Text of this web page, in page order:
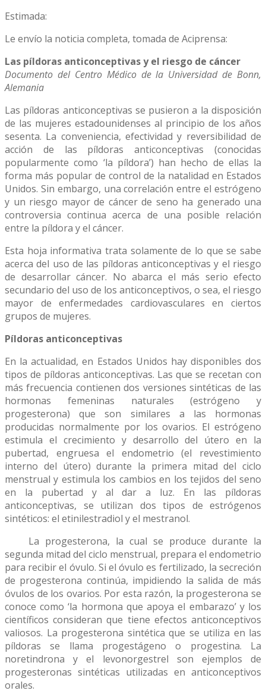
Estimada:
Le envío la noticia completa, tomada de Aciprensa:
Las píldoras anticonceptivas y el riesgo de cáncer
Documento del Centro Médico de la Universidad de Bonn,
Alemania
Las píldoras anticonceptivas se pusieron a la disposición
de las mujeres estadounidenses al principio de los años
sesenta. La conveniencia, efectividad y reversibilidad de
acción de las píldoras anticonceptivas (conocidas
popularmente como ‘la píldora’) han hecho de ellas la
forma más popular de control de la natalidad en Estados
Unidos. Sin embargo, una correlación entre el estrógeno
y un riesgo mayor de cáncer de seno ha generado una
controversia continua acerca de una posible relación
entre la píldora y el cáncer.
Esta hoja informativa trata solamente de lo que se sabe
acerca del uso de las píldoras anticonceptivas y el riesgo
de desarrollar cáncer. No abarca el más serio efecto
secundario del uso de los anticonceptivos, o sea, el riesgo
mayor de enfermedades cardiovasculares en ciertos
grupos de mujeres.
Píldoras anticonceptivas
En la actualidad, en Estados Unidos hay disponibles dos
tipos de píldoras anticonceptivas. Las que se recetan con
más frecuencia contienen dos versiones sintéticas de las
hormonas femeninas naturales (estrógeno y
progesterona) que son similares a las hormonas
producidas normalmente por los ovarios. El estrógeno
estimula el crecimiento y desarrollo del útero en la
pubertad, engruesa el endometrio (el revestimiento
interno del útero) durante la primera mitad del ciclo
menstrual y estimula los cambios en los tejidos del seno
en la pubertad y al dar a luz. En las píldoras
anticonceptivas, se utilizan dos tipos de estrógenos
sintéticos: el etinilestradiol y el mestranol.
La progesterona, la cual se produce durante la
segunda mitad del ciclo menstrual, prepara el endometrio
para recibir el óvulo. Si el óvulo es fertilizado, la secreción
de progesterona continúa, impidiendo la salida de más
óvulos de los ovarios. Por esta razón, la progesterona se
conoce como ‘la hormona que apoya el embarazo’ y los
científicos consideran que tiene efectos anticonceptivos
valiosos. La progesterona sintética que se utiliza en las
píldoras se llama progestágeno o progestina. La
noretindrona y el levonorgestrel son ejemplos de
progesteronas sintéticas utilizadas en anticonceptivos
orales.